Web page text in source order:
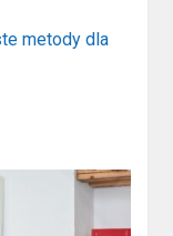
metody dla